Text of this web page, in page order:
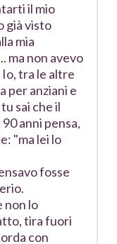
il mio
già visto
mia
ma non avevo
tra le altre
per anziani e
sai che il
anni pensa,
"ma lei lo
fosse
non lo
tira fuori
con